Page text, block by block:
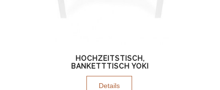
HOCHZEITSTISCH,
BANKETTTISCH YOKI
Details